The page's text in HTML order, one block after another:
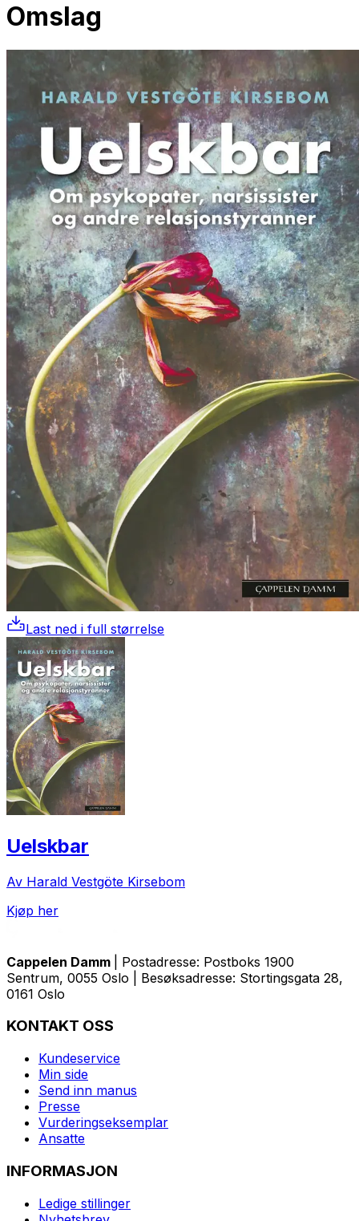
Omslag
Last ned i full størrelse
Uelskbar
Av Harald Vestgöte Kirsebom
Kjøp her
Cappelen Damm
| Postadresse: Postboks 1900
Sentrum, 0055 Oslo | Besøksadresse: Stortingsgata 28,
0161 Oslo
KONTAKT OSS
Kundeservice
Min side
Send inn manus
Presse
Vurderingseksemplar
Ansatte
INFORMASJON
Ledige stillinger